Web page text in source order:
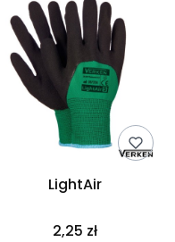
LightAir
Cena
2,25 zł